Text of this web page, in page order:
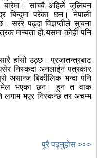
बारेमा। सांच्चै अहिले जुलियन
बिन्दुमा परेका छन। नेपाली
सरर पढ्दा विज्ञप्तीले सुचना
मान्यता हो,यसमा कोही पनि
हांसो उठ्छ। प्रजातन्त्रबाट
निस्कदा अनलाईन पत्रकार
असान्ज बिकीलिक भन्दा पनि
भएका छन। हुन त वाक
लगाम भएर निस्कन्छ तर अचम्म
पुरै पढ्नुहोस >>>